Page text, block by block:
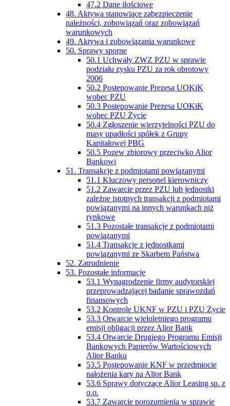
47.2 Dane ilościowe
48. Aktywa stanowiące zabezpieczenie
należności, zobowiązań oraz zobowiązań
warunkowych
49. Aktywa i zobowiązania warunkowe
50. Sprawy sporne
50.1 Uchwały ZWZ PZU w sprawie
podziału zysku PZU za rok obrotowy
2006
50.2 Postępowanie Prezesa UOKiK
wobec PZU
50.3 Postępowanie Prezesa UOKiK
wobec PZU Życie
50.4 Zgłoszenie wierzytelności PZU do
masy upadłości spółek z Grupy
Kapitałowej PBG
50.5 Pozew zbiorowy przeciwko Alior
Bankowi
51. Transakcje z podmiotami powiązanymi
51.1 Kluczowy personel kierowniczy
51.2 Zawarcie przez PZU lub jednostki
zależne istotnych transakcji z podmiotami
powiązanymi na innych warunkach niż
rynkowe
51.3 Pozostałe transakcje z podmiotami
powiązanymi
51.4 Transakcje z jednostkami
powiązanymi ze Skarbem Państwa
52. Zatrudnienie
53. Pozostałe informacje
53.1 Wynagrodzenie firmy audytorskiej
przeprowadzającej badanie sprawozdań
finansowych
53.2 Kontrole UKNF w PZU i PZU Życie
53.3 Otwarcie wieloletniego programu
emisji obligacji przez Alior Bank
53.4 Otwarcie Drugiego Programu Emisji
Bankowych Papierów Wartościowych
Alior Banku
53.5 Postępowanie KNF w przedmiocie
nałożenia kary na Alior Bank
53.6 Sprawy dotyczące Alior Leasing sp. z
o.o.
53.7 Zawarcie porozumienia w sprawie